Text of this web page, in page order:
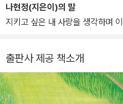
때문에 더 사랑할 수 있음을, 오늘
을 말하고 싶었습니다. 첫 그림책 《
가 만난 내일》, 《비밀: 코끼리와 코
로 걸어 주세요》, 《오직 하나뿐인》
나현정(지은이)의 말
지키고 싶은 내 사랑을 생각하며
출판사 제공 책소개